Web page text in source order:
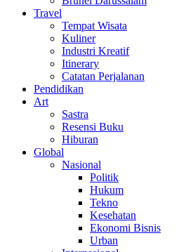
Travel
Tempat Wisata
Kuliner
Industri Kreatif
Itinerary
Catatan Perjalanan
Pendidikan
Art
Sastra
Resensi Buku
Hiburan
Global
Nasional
Politik
Hukum
Tekno
Kesehatan
Ekonomi Bisnis
Urban